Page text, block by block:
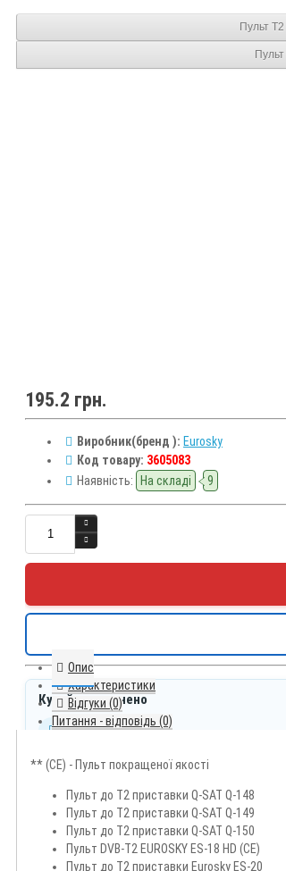
Пульт
195.2 грн.
Виробник(бренд ): Eurosky
Код товару: 3605083
Наявність: На складі 9
Купуйте впевнено
Швидка відправка
Доставка по Україні
Зручна оплата
На картку, при самовивозі або післяплата
Обмін і повернення
За умовами магазину та законодавством
Опис
Характеристики
Відгуки (0)
Питання - відповідь (0)
** (CE) - Пульт покращеної якості
Пульт до Т2 приставки Q-SAT Q-148
Пульт до Т2 приставки Q-SAT Q-149
Пульт до Т2 приставки Q-SAT Q-150
Пульт DVB-T2 EUROSKY ES-18 HD (CE)
Пульт до Т2 приставки Eurosky ES-20